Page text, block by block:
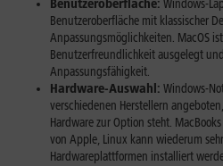
Benutzeroberfläche: Windows-
Benutzeroberfläche mit klassischer
Anpassungsmöglichkeiten. MacOS
Benutzerfreundlichkeit ausgelegt
Anpassungsfähigkeit.
Hardware-Auswahl: Windows-
verschiedenen Herstellern
Hardware zur Option steht.
von Apple, Linux kann wiederum
Hardwareplattformen installiert